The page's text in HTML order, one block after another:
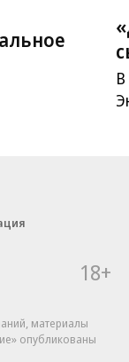
18+
материалы
опубликованы